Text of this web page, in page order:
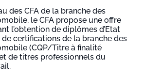
des CFA de la branche des
le CFA propose une offre
l’obtention de diplômes d’Etat
de certifications de la branche des
(CQP/Titre à finalité
de titres professionnels du